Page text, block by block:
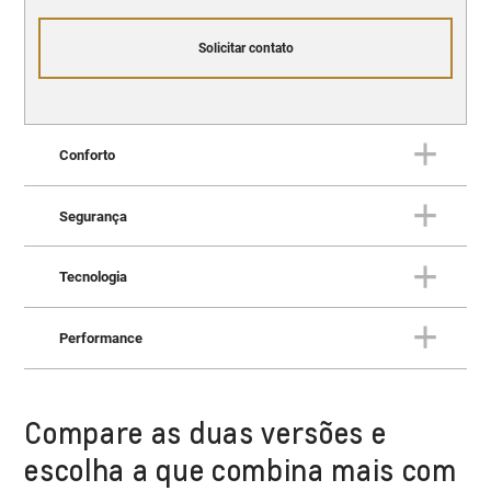
Solicitar contato
Conforto
Conforto
Tudo o que você espera de um
SUV superior.
Segurança
Proteção superior para você e
para a sua família.
Tecnologia
futuro.
Performance
Performance
Potência e desempenho para
Compare as duas versões e
escolha a que combina mais com